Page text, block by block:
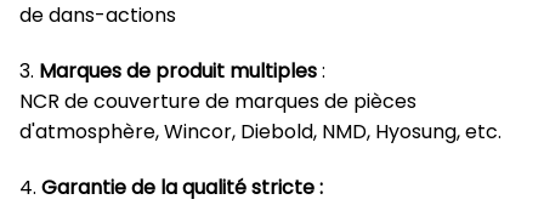
de dans-actions
3. Marques de produit multiples:
NCR de couverture de marques de pièces
d'atmosphère, Wincor, Diebold, NMD, Hyosung, etc.
4. Garantie de la qualité stricte :